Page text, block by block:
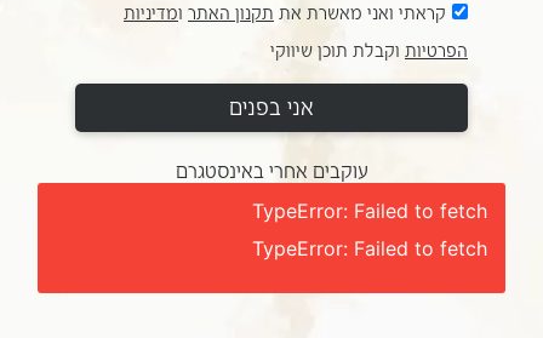
קראתי ואני מאשרת את תקנון האתרומדיניות
הפרטיותוקבלת תוכן שיווקי
אני בפנים
עוקבים אחרי באינסטגרם
TypeError: Failed to fetch
TypeError: Failed to fetch